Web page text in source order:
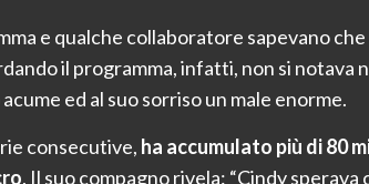
e qualche collaboratore sapevano
il programma, infatti, non si notava
ed al suo sorriso un male enorme.
consecutive, ha accumulato più di 80
. Il suo compagno rivela: “Cindy